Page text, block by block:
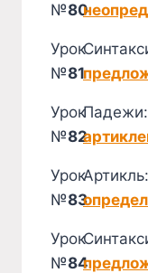
№80
Урок
№81
Урок
№82
Падежи:
Урок
№83
Артикль:
Урок
№84